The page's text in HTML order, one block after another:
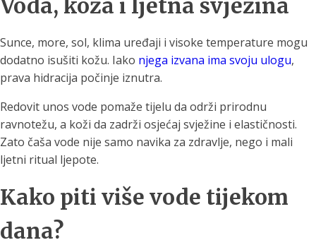
Voda, koža i ljetna svježina
Sunce, more, sol, klima uređaji i visoke temperature mogu
dodatno isušiti kožu. Iako njega izvana ima svoju ulogu,
prava hidracija počinje iznutra.
Redovit unos vode pomaže tijelu da održi prirodnu
ravnotežu, a koži da zadrži osjećaj svježine i elastičnosti.
Zato čaša vode nije samo navika za zdravlje, nego i mali
ljetni ritual ljepote.
Kako piti više vode tijekom
dana?